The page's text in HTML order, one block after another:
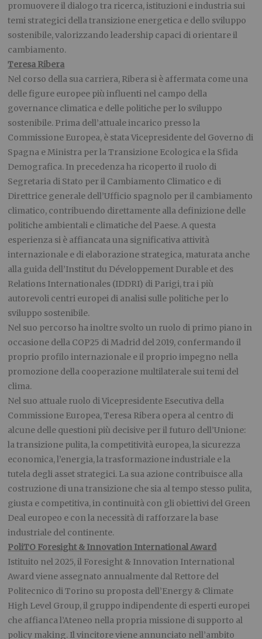
promuovere il dialogo tra ricerca, istituzioni e industria sui
temi strategici della transizione energetica e dello sviluppo
sostenibile, valorizzando leadership capaci di orientare il
cambiamento.
Teresa Ribera
Nel corso della sua carriera, Ribera si è affermata come una
delle figure europee più influenti nel campo della
governance climatica e delle politiche per lo sviluppo
sostenibile. Prima dell’attuale incarico presso la
Commissione Europea, è stata Vicepresidente del Governo di
Spagna e Ministra per la Transizione Ecologica e la Sfida
Demografica. In precedenza ha ricoperto il ruolo di
Segretaria di Stato per il Cambiamento Climatico e di
Direttrice generale dell’Ufficio spagnolo per il cambiamento
climatico, contribuendo direttamente alla definizione delle
politiche ambientali e climatiche del Paese. A questa
esperienza si è affiancata una significativa attività
internazionale e di elaborazione strategica, maturata anche
alla guida dell’Institut du Développement Durable et des
Relations Internationales (IDDRI) di Parigi, tra i più
autorevoli centri europei di analisi sulle politiche per lo
sviluppo sostenibile.
Nel suo percorso ha inoltre svolto un ruolo di primo piano in
occasione della COP25 di Madrid del 2019, confermando il
proprio profilo internazionale e il proprio impegno nella
promozione della cooperazione multilaterale sui temi del
clima.
Nel suo attuale ruolo di Vicepresidente Esecutiva della
Commissione Europea, Teresa Ribera opera al centro di
alcune delle questioni più decisive per il futuro dell’Unione:
la transizione pulita, la competitività europea, la sicurezza
economica, l’energia, la trasformazione industriale e la
tutela degli asset strategici. La sua azione contribuisce alla
costruzione di una transizione che sia al tempo stesso pulita,
giusta e competitiva, in continuità con gli obiettivi del Green
Deal europeo e con la necessità di rafforzare la base
industriale del continente.
PoliTO Foresight & Innovation International Award
Istituito nel 2025, il Foresight & Innovation International
Award viene assegnato annualmente dal Rettore del
Politecnico di Torino su proposta dell’Energy & Climate
High Level Group, il gruppo indipendente di esperti europei
che affianca l’Ateneo nella propria missione di supporto al
policy making. Il vincitore viene annunciato nell’ambito